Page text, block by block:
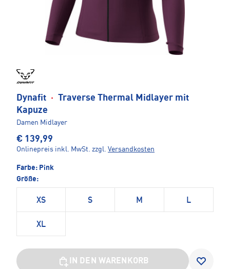
Dynafit · Traverse Thermal Midlayer mit
Kapuze
Damen Midlayer
€ 139,99
Onlinepreis inkl. MwSt. zzgl. Versandkosten
Farbe: Pink
Größe:
XS S M L
XL
IN DEN WARENKORB